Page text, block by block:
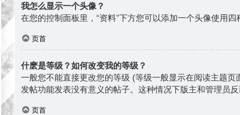
我怎么显示一个头像？
在您的控制面板里，“资料”下方您可以添加一个头像使用
页首
什麽是等级？如何改变我的等级？
一般您不能直接更改您的等级 (等级一般显示在阅读主题
发帖功能发表没有意义的帖子。这种情况下版主和管理员
页首